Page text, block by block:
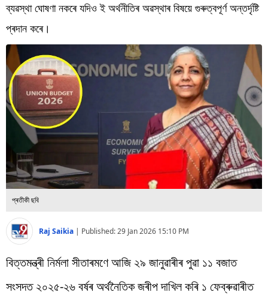
বিশ্ব
প্ৰযুক্তি
Videos
ব্যৱস্থা ঘোষণা নকৰে যদিও ই অৰ্থনীতিৰ অৱস্থাৰ বিষয়ে গুৰুত্বপূৰ্ণ অন্তৰ্দৃষ্টি
প্ৰদান কৰে।
প্ৰতীকী ছবি
Raj Saikia | Published:29 Jan 2026 15:10 PM
বিত্তমন্ত্ৰী নিৰ্মলা সীতাৰমণে আজি ২৯ জানুৱাৰীৰ পুৱা ১১ বজাত
সংসদত ২০২৫-২৬ বৰ্ষৰ অৰ্থনৈতিক জৰীপ দাখিল কৰি ১ ফেব্ৰুৱাৰীত